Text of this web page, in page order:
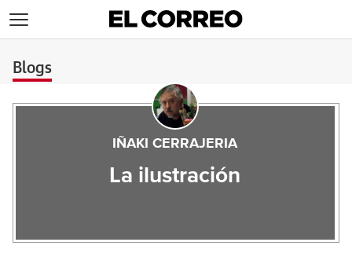
Blogs
IÑAKI CERRAJERIA
La ilustración